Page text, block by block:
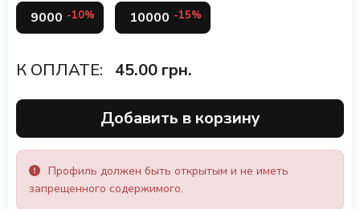
9000 -10% 10000 -15%
К ОПЛАТЕ: 45.00 грн.
Добавить в корзину
Профиль должен быть открытым и не иметь
запрещенного содержимого.